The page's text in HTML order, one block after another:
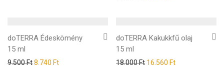
doTERRA Édeskömény
15 ml
9.500Ft8.740 Ft
doTERRA Kakukkfű olaj
15 ml
18.000Ft 16.560 Ft